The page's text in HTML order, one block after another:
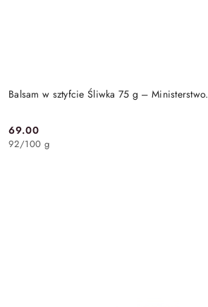
Balsam w sztyfcie Śliwka 75 g – Ministerstwo.
Cena:
69.00
92/100 g